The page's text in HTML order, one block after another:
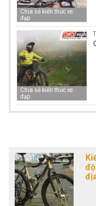
Chia sẻ kiến thức xe
đạp
Chia sẻ kiến thức xe
đạp